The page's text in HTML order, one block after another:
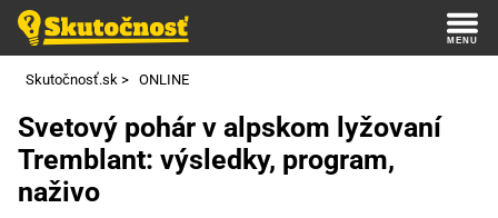
Skutočnosť.sk > ONLINE
Svetový pohár v alpskom lyžovaní
Tremblant: výsledky, program,
naživo